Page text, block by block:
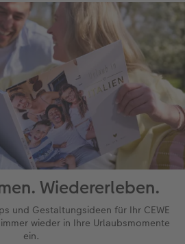
Wiedererleben.
und Gestaltungsideen für Ihr CEWE
immer wieder in Ihre Urlaubsmomente
ein.